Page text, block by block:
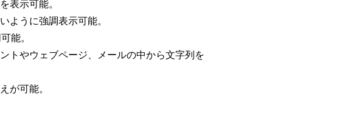
表示可能。
ように強調表示可能。
能。
トやウェブページ、メールの中から文字列を
が可能。